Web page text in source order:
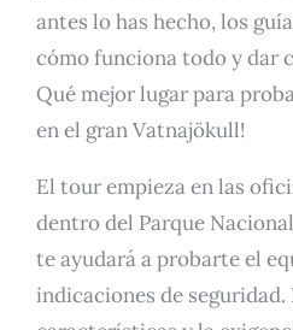
antes lo has hecho, los
cómo funciona todo y dar
Qué mejor lugar para
en el gran Vatnajökull!
El tour empieza en las
dentro del Parque
te ayudará a probarte el
indicaciones de seguridad.